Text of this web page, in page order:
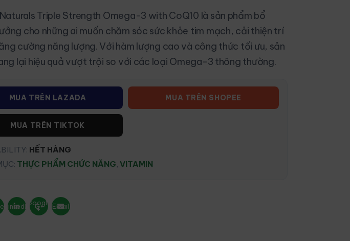
Triple Strength Omega-3 with CoQ10 là sản phẩm bổ
cho những ai muốn chăm sóc sức khỏe tim mạch, cải thiện trí
cường năng lượng. Với hàm lượng cao và công thức tối ưu, sản
lại hiệu quả vượt trội so với các loại Omega-3 thông thường.
MUA TRÊN LAZADA MUA TRÊN SHOPEE
MUA TRÊN TIKTOK
HẾT HÀNG
THỰC PHẨM CHỨC NĂNG, VITAMIN
LinkedIn Google
+
Email